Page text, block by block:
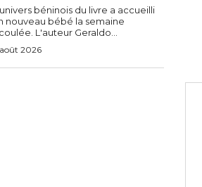
béninois du livre a accueilli
nouveau bébé la semaine
L'auteur Geraldo...
2026